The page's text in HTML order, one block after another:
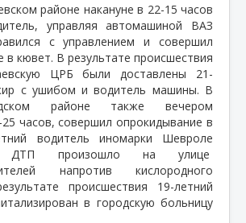
районе накануне в 22-15 часов
управляя автомашиной ВАЗ
с управлением и совершил
в кювет. В результате происшествия
ЦРБ были доставлены 21-
с ушибом и водитель машины. В
районе также вечером
часов, совершил опрокидывание в
водитель иномарки Шевроле
ДТП произошло на улице
напротив кислородного
происшествия 19-летний
в городскую больницу